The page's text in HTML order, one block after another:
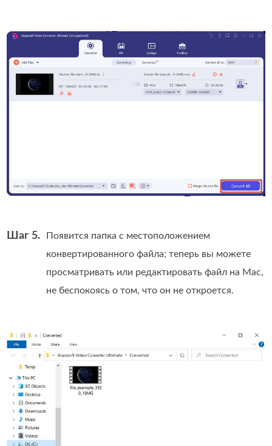
Шаг 5.
Появится папка с местоположением
конвертированного файла; теперь вы можете
просматривать или редактировать файл на Mac,
не беспокоясь о том, что он не откроется.